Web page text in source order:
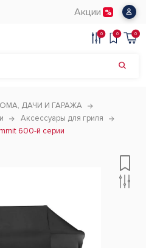
Акции
0 0 0
ДАЧИ И ГАРАЖА
Аксессуары для гриля
600-й серии